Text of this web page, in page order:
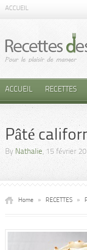
ACCUEIL
ACCUEIL RECETTES
Pâté
By Nathalie, 15 février
Home » RECETTES »